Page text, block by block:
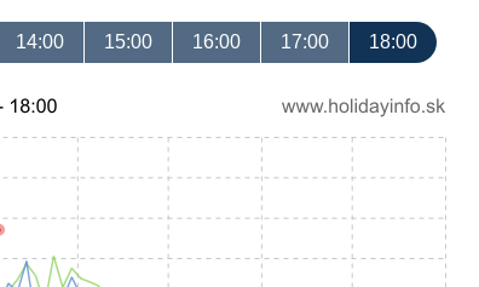
14:00 15:00 16:00 17:00 18:00